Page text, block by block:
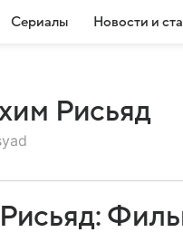
Сериалы Новости и
Рисьяд